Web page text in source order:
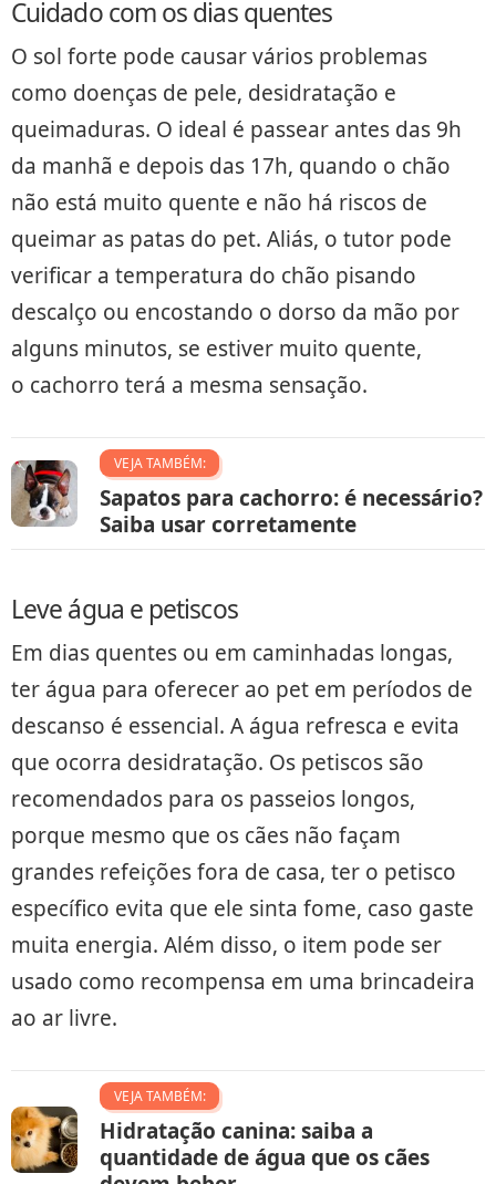
Cuidado com os dias quentes
O sol forte pode causar vários problemas
como doenças de pele, desidratação e
queimaduras. O ideal é passear antes das 9h
da manhã e depois das 17h, quando o chão
não está muito quente e não há riscos de
queimar as patas do pet. Aliás, o tutor pode
verificar a temperatura do chão pisando
descalço ou encostando o dorso da mão por
alguns minutos, se estiver muito quente,
o cachorro terá a mesma sensação.
VEJA TAMBÉM:
Sapatos para cachorro: é necessário?
Saiba usar corretamente
Leve água e petiscos
Em dias quentes ou em caminhadas longas,
ter água para oferecer ao pet em períodos de
descanso é essencial. A água refresca e evita
que ocorra desidratação. Os petiscos são
recomendados para os passeios longos,
porque mesmo que os cães não façam
grandes refeições fora de casa, ter o petisco
específico evita que ele sinta fome, caso gaste
muita energia. Além disso, o item pode ser
usado como recompensa em uma brincadeira
ao ar livre.
VEJA TAMBÉM:
Hidratação canina: saiba a
quantidade de água que os cães